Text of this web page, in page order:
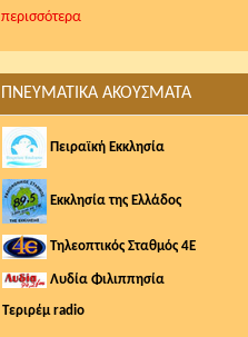
περισσότερα
ΠΝΕΥΜΑΤΙΚΑ ΑΚΟΥΣΜΑΤΑ
Πειραϊκή Εκκλησία
Εκκλησία της Ελλάδος
Τηλεοπτικός Σταθμός 4Ε
Λυδία Φιλιππησία
Τεριρέμ radio